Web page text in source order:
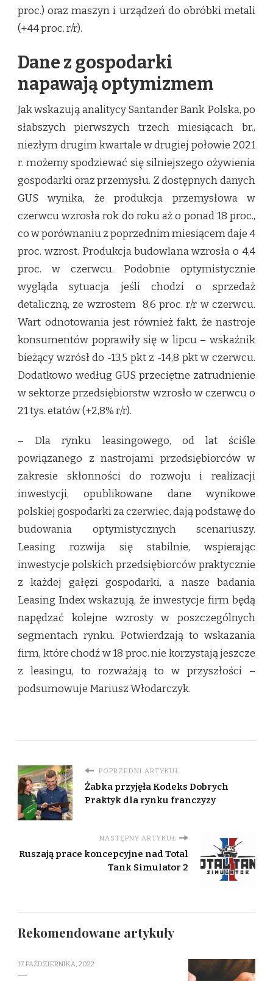
proc.) oraz maszyn i urządzeń do obróbki metali
(+44 proc. r/r).
Dane z gospodarki
napawają optymizmem
Jak wskazują analitycy Santander Bank Polska, po
słabszych pierwszych trzech miesiącach br.,
niezłym drugim kwartale w drugiej połowie 2021
r. możemy spodziewać się silniejszego ożywienia
gospodarki oraz przemysłu. Z dostępnych danych
GUS wynika, że produkcja przemysłowa w
czerwcu wzrosła rok do roku aż o ponad 18 proc.,
co w porównaniu z poprzednim miesiącem daje 4
proc. wzrost. Produkcja budowlana wzrosła o 4,4
proc. w czerwcu. Podobnie optymistycznie
wygląda sytuacja jeśli chodzi o sprzedaż
detaliczną, ze wzrostem 8,6 proc. r/r w czerwcu.
Wart odnotowania jest również fakt, że nastroje
konsumentów poprawiły się w lipcu – wskaźnik
bieżący wzrósł do -13,5 pkt z -14,8 pkt w czerwcu.
Dodatkowo według GUS przeciętne zatrudnienie
w sektorze przedsiębiorstw wzrosło w czerwcu o
21 tys. etatów (+2,8% r/r).
– Dla rynku leasingowego, od lat ściśle
powiązanego z nastrojami przedsiębiorców w
zakresie skłonności do rozwoju i realizacji
inwestycji, opublikowane dane wynikowe
polskiej gospodarki za czerwiec, dają podstawę do
budowania optymistycznych scenariuszy.
Leasing rozwija się stabilnie, wspierając
inwestycje polskich przedsiębiorców praktycznie
z każdej gałęzi gospodarki, a nasze badania
Leasing Index wskazują, że inwestycje firm będą
napędzać kolejne wzrosty w poszczególnych
segmentach rynku. Potwierdzają to wskazania
firm, które chodź w 18 proc. nie korzystają jeszcze
z leasingu, to rozważają to w przyszłości –
podsumowuje Mariusz Włodarczyk.
POPRZEDNI ARTYKUŁ
Żabka przyjęła Kodeks Dobrych
Praktyk dla rynku franczyzy
NASTĘPNY ARTYKUŁ
Ruszają prace koncepcyjne nad Total
Tank Simulator 2
Rekomendowane artykuły
17 PAŹDZIERNIKA, 2022